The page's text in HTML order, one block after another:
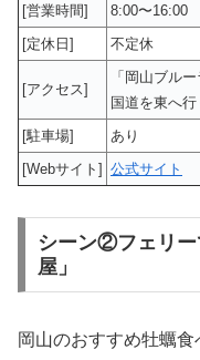
[営業時間]
8:00〜16:00
[定休日]
不定休
[アクセス]
「岡山ブル
国道を東へ
[駐車場]
あり
[Webサイト] 公式サイト
シーン②フェリー
屋」
岡山のおすすめ牡蠣食